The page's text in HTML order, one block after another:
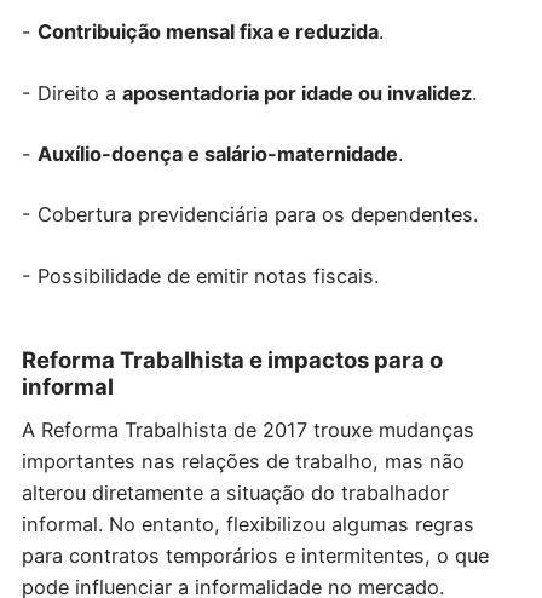
- Contribuição mensal fixa e reduzida.
- Direito a aposentadoria por idade ou invalidez.
- Auxílio-doença e salário-maternidade.
- Cobertura previdenciária para os dependentes.
- Possibilidade de emitir notas fiscais.
Reforma Trabalhista e impactos para o
informal
A Reforma Trabalhista de 2017 trouxe mudanças
importantes nas relações de trabalho, mas não
alterou diretamente a situação do trabalhador
informal. No entanto, flexibilizou algumas regras
para contratos temporários e intermitentes, o que
pode influenciar a informalidade no mercado.